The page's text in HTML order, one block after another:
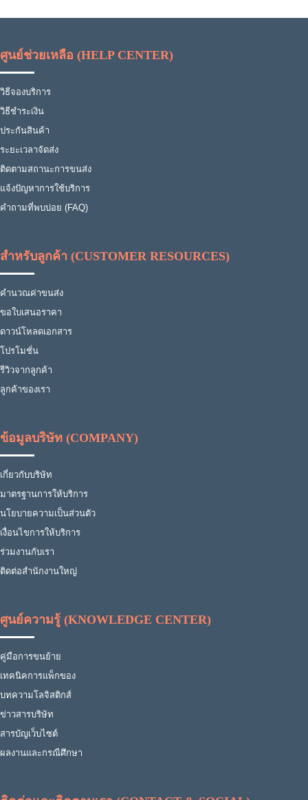
ศูนย์ช่วยเหลือ (HELP CENTER)
วิธีจองบริการ
วิธีชำระเงิน
ประกันสินค้า
ระยะเวลาจัดส่ง
ติดตามสถานะการขนส่ง
แจ้งปัญหาการใช้บริการ
คำถามที่พบบ่อย (FAQ)
สำหรับลูกค้า (CUSTOMER RESOURCES)
คำนวณค่าขนส่ง
ขอใบเสนอราคา
ดาวน์โหลดเอกสาร
โปรโมชั่น
รีวิวจากลูกค้า
ลูกค้าของเรา
ข้อมูลบริษัท (COMPANY)
เกี่ยวกับบริษัท
มาตรฐานการให้บริการ
นโยบายความเป็นส่วนตัว
เงื่อนไขการให้บริการ
ร่วมงานกับเรา
ติดต่อสำนักงานใหญ่
ศูนย์ความรู้ (KNOWLEDGE CENTER)
คู่มือการขนย้าย
เทคนิคการแพ็กของ
บทความโลจิสติกส์
ข่าวสารบริษัท
สารบัญเว็บไซต์
ผลงานและกรณีศึกษา